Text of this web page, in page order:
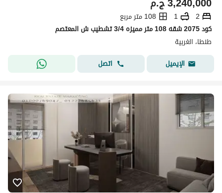
2
1
108 متر مربع
كود 2075 شقه 108 متر مميزه 3/4 تشطيب ش المعتصم
طنطا، الغربية
الإيميل
اتصل